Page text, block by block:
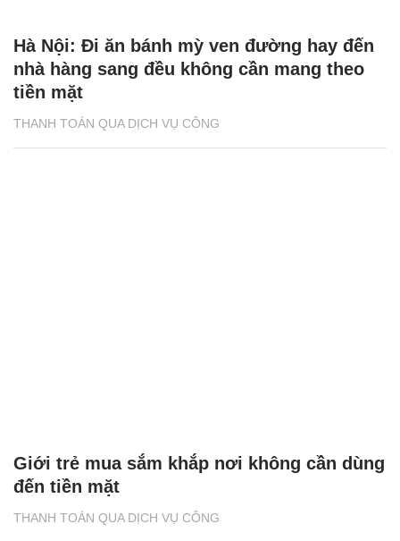
THANH TOÁN QUA DỊCH VỤ CÔNG
Hà Nội: Đi ăn bánh mỳ ven đường hay đến
nhà hàng sang đều không cần mang theo
tiền mặt
THANH TOÁN QUA DỊCH VỤ CÔNG
Giới trẻ mua sắm khắp nơi không cần dùng
đến tiền mặt